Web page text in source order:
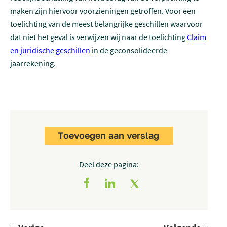
maken zijn hiervoor voorzieningen getroffen. Voor een
toelichting van de meest belangrijke geschillen waarvoor
dat niet het geval is verwijzen wij naar de toelichtingClaim
en juridische geschillen in de geconsolideerde
jaarrekening.
Toevoegen aan verslag
Deel deze pagina: